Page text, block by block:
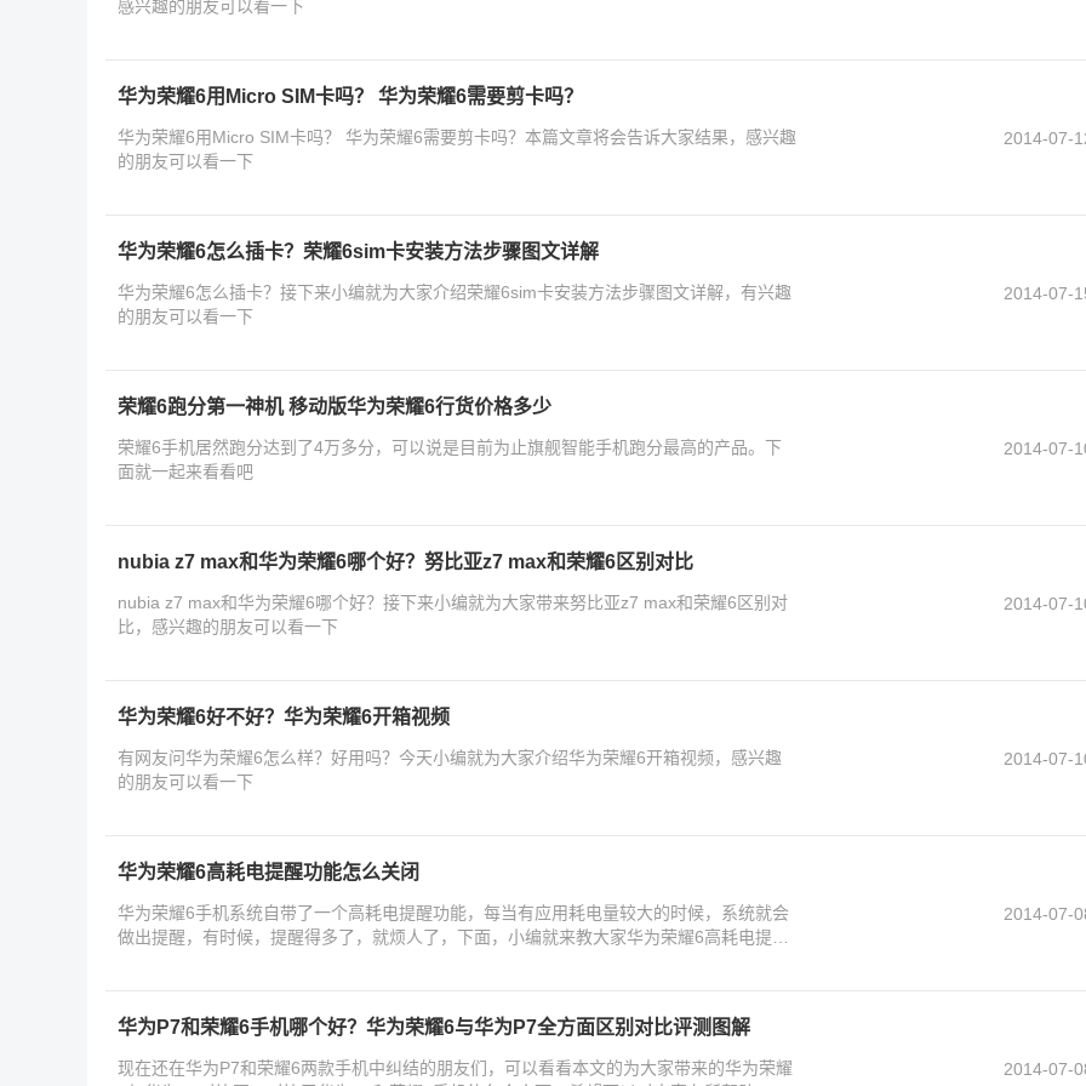
感兴趣的朋友可以看一下
华为荣耀6用Micro SIM卡吗？ 华为荣耀6需要剪卡吗？
华为荣耀6用Micro SIM卡吗？ 华为荣耀6需要剪卡吗？本篇文章将会告诉大家结果，感兴趣
的朋友可以看一下
2014-07-
华为荣耀6怎么插卡？荣耀6sim卡安装方法步骤图文详解
华为荣耀6怎么插卡？接下来小编就为大家介绍荣耀6sim卡安装方法步骤图文详解，有兴趣
的朋友可以看一下
2014-07-
荣耀6跑分第一神机 移动版华为荣耀6行货价格多少
荣耀6手机居然跑分达到了4万多分，可以说是目前为止旗舰智能手机跑分最高的产品。下
面就一起来看看吧
2014-07-
nubia z7 max和华为荣耀6哪个好？努比亚z7 max和荣耀6区别对比
nubia z7 max和华为荣耀6哪个好？接下来小编就为大家带来努比亚z7 max和荣耀6区别对
比，感兴趣的朋友可以看一下
2014-07-
华为荣耀6好不好？华为荣耀6开箱视频
有网友问华为荣耀6怎么样？好用吗？今天小编就为大家介绍华为荣耀6开箱视频，感兴趣
的朋友可以看一下
2014-07-
华为荣耀6高耗电提醒功能怎么关闭
华为荣耀6手机系统自带了一个高耗电提醒功能，每当有应用耗电量较大的时候，系统就会
做出提醒，有时候，提醒得多了，就烦人了，下面，小编就来教大家华为荣耀6高耗电提醒
2014-07-
华为P7和荣耀6手机哪个好？华为荣耀6与华为P7全方面区别对比评测图解
现在还在华为P7和荣耀6两款手机中纠结的朋友们，可以看看本文的为大家带来的华为荣耀
2014-07-